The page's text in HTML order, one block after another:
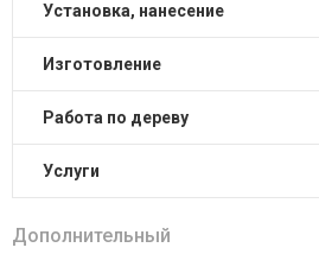
установка, нанесение
изготовление
работа по дереву
услуги
Дополнительный